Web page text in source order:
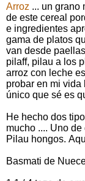
Arroz ... un grano
de este cereal
e ingredientes
gama de platos
van desde
pilaff, pilau a los
arroz con leche
probar en mi vida
único que sé es
He hecho dos
mucho .... Uno
Pilau hongos.
Basmati de